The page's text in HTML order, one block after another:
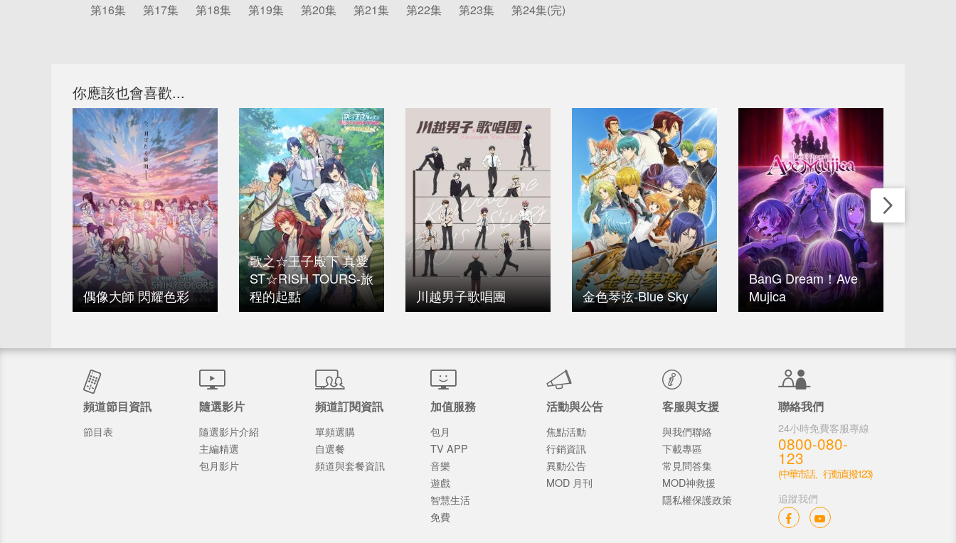
第16集
第17集 第18集 第19集 第20集 第21集 第22集 第23集 第24集(完)
你應該也會喜歡...
偶像大師 閃耀色彩
歌之☆王子殿下 真愛
ST☆RISH TOURS-旅
程的起點
川越男子歌唱團 金色琴弦-Blue Sky
BanG Dream！Ave
Mujica
頻道節目資訊
節目表
隨選影片
隨選影片介紹
主編精選
包月影片
頻道訂閱資訊
單頻選購
自選餐
頻道與套餐資訊
加值服務
包月
TV APP
音樂
遊戲
智慧生活
免費
活動與公告
焦點活動
行銷資訊
異動公告
MOD 月刊
客服與支援
與我們聯絡
下載專區
常見問答集
MOD神救援
隱私權保護政策
聯絡我們
24小時免費客服專線
0800-080-
123
(中華市話、行動直撥123)
追蹤我們